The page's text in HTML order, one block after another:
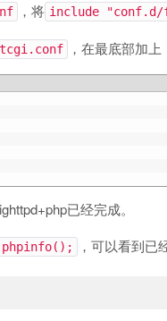
，将 include
，在最底部加上
已经完成。
phpinfo(); ，可以看到已